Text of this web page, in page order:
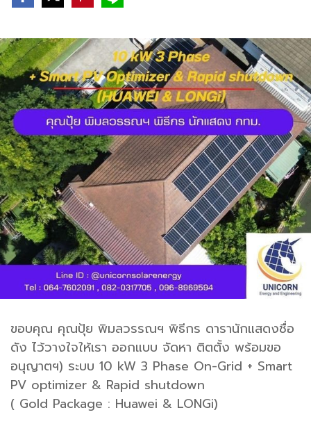
ขอบคุณ คุณปุ้ย พิมลวรรณฯ พิธีกร ดารานักแสดงชื่อ
ดัง ไว้วางใจให้เรา ออกแบบ จัดหา ติตตั้ง พร้อมขอ
อนุญาตฯ) ระบบ 10 kW 3 Phase On-Grid + Smart
PV optimizer & Rapid shutdown
( Gold Package : Huawei & LONGi)